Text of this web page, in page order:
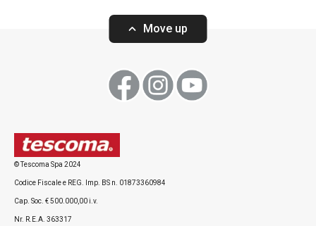
Move up
© Tescoma Spa 2024
Codice Fiscale e REG. Imp. BS n. 01873360984
Cap. Soc. € 500.000,00 i.v.
Nr. R.E.A. 363317